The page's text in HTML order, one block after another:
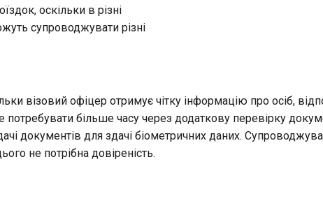
оскільки в різні
супроводжувати різні
візовий офіцер отримує чітку інформацію про осіб,
більше часу через додаткову перевірку
документів для здачі біометричних даних.
не потрібна довіреність.